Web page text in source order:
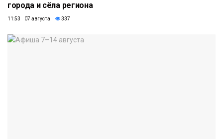
города и сёла региона
11:53 07 августа 337